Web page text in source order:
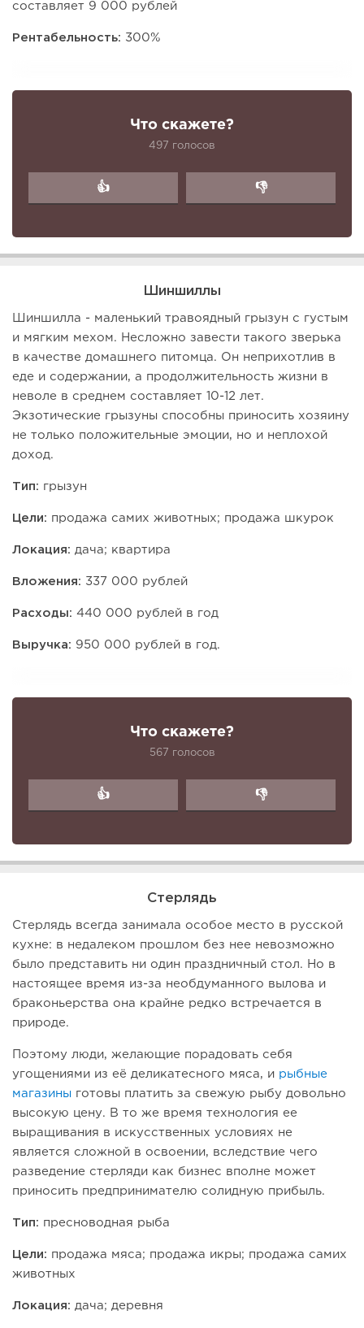
составляет 9 000 рублей
Рентабельность: 300%
Что скажете?
497 голосов
👍 👎
Шиншиллы
Шиншилла - маленький травоядный грызун с густым
и мягким мехом. Несложно завести такого зверька
в качестве домашнего питомца. Он неприхотлив в
еде и содержании, а продолжительность жизни в
неволе в среднем составляет 10-12 лет.
Экзотические грызуны способны приносить хозяину
не только положительные эмоции, но и неплохой
доход.
Тип: грызун
Цели: продажа самих животных; продажа шкурок
Локация: дача; квартира
Вложения: 337 000 рублей
Расходы: 440 000 рублей в год
Выручка: 950 000 рублей в год.
Что скажете?
567 голосов
👍 👎
Стерлядь
Стерлядь всегда занимала особое место в русской
кухне: в недалеком прошлом без нее невозможно
было представить ни один праздничный стол. Но в
настоящее время из-за необдуманного вылова и
браконьерства она крайне редко встречается в
природе.
Поэтому люди, желающие порадовать себя
угощениями из её деликатесного мяса, и рыбные
магазины готовы платить за свежую рыбу довольно
высокую цену. В то же время технология ее
выращивания в искусственных условиях не
является сложной в освоении, вследствие чего
разведение стерляди как бизнес вполне может
приносить предпринимателю солидную прибыль.
Тип: пресноводная рыба
Цели: продажа мяса; продажа икры; продажа самих
животных
Локация: дача; деревня